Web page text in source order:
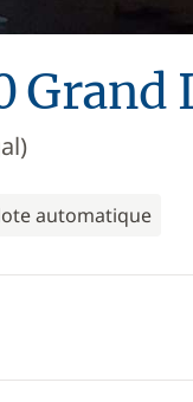
Grand
automatique